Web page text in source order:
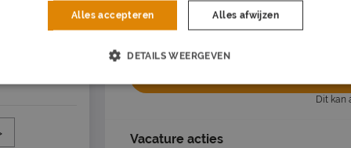
Functie-eisenMinimaal 1 jaar Liefst 1 jaar
ervaring ervaringSpreekt de volgende
Dit kan
Vacature acties
Alles accepteren Alles afwijzen
DETAILS WEERGEVEN